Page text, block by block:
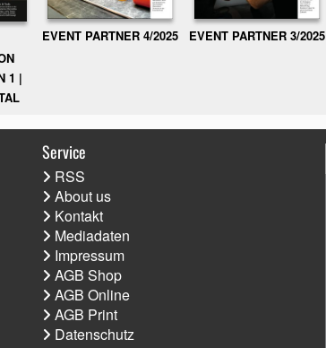
1 |
EVENT PARTNER 4/2025 EVENT PARTNER 3/2025
Service
RSS
About us
Kontakt
Mediadaten
Impressum
AGB Shop
AGB Online
AGB Print
Datenschutz